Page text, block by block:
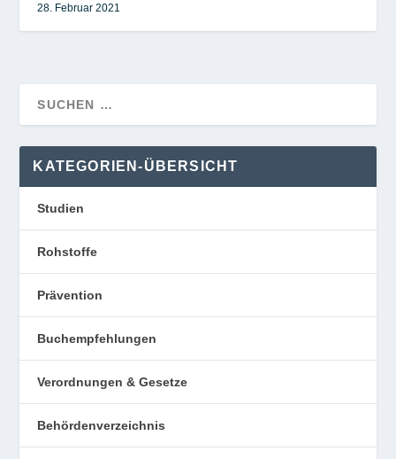
28. Februar 2021
KATEGORIEN-ÜBERSICHT
Studien
Rohstoffe
Prävention
Buchempfehlungen
Verordnungen & Gesetze
Behördenverzeichnis